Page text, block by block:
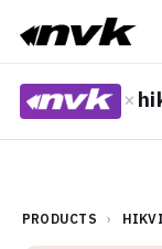
×
PRODUCTS ›